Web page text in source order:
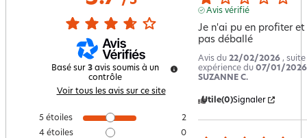
Basé sur 3 avis soumis à un
contrôle
Voir tous les avis sur ce site
5 étoiles
2
4 étoiles
0
Avis vérifié
Je n'ai pu en profiter et
pas déballé
Avis du 22/02/2026 , suite
expérience du 07/01/2026
SUZANNE C.
Utile(0)Signaler